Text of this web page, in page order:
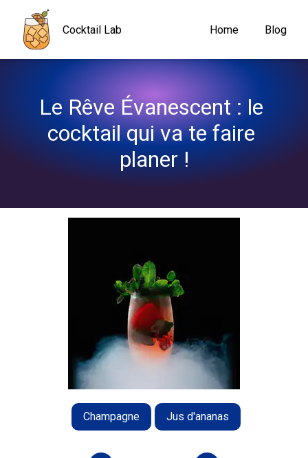
Cocktail Lab Home Blog
Le Rêve Évanescent : le
cocktail qui va te faire
planer !
Champagne Jus d'ananas
Navigated to Le Rêve Évanescent : le cocktail qui va te faire